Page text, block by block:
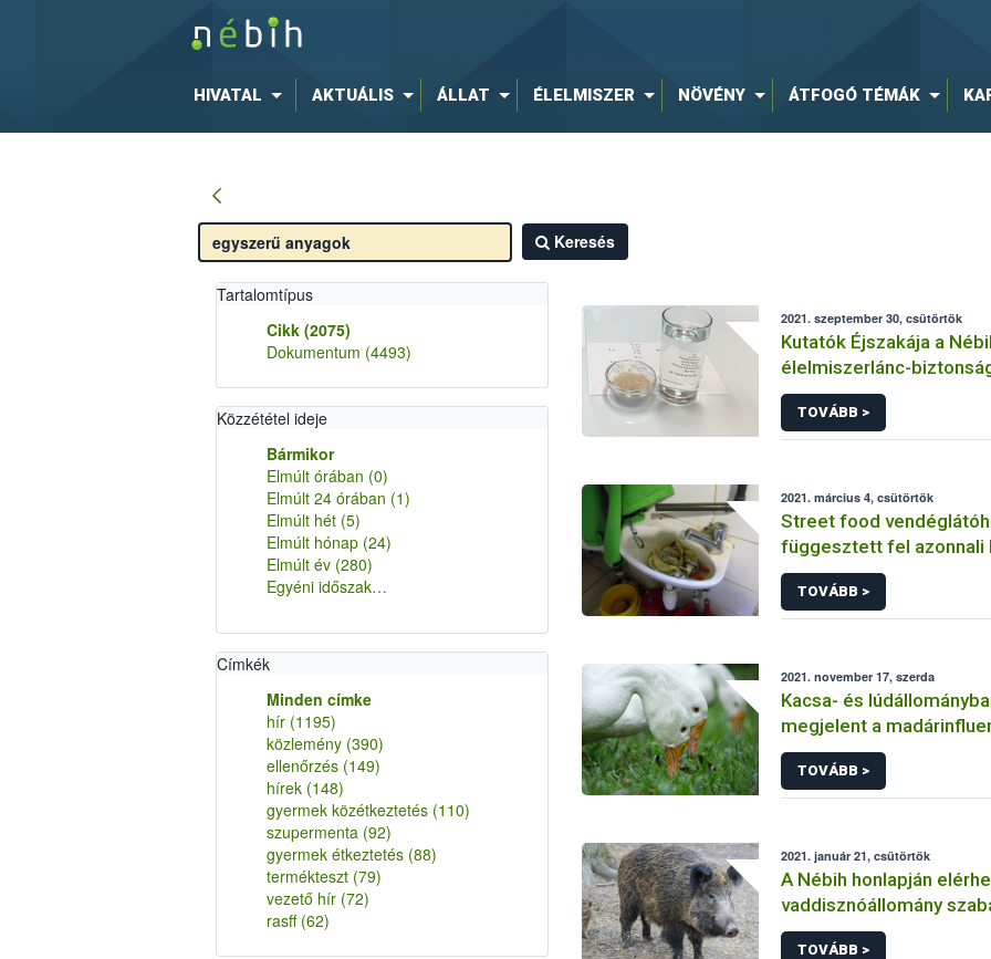
HIVATAL AKTUÁLIS ÁLLAT ÉLELMISZER NÖVÉNY ÁTFOGÓ TÉMÁK
Keresés
Tartalomtípus
Cikk (2075)
Dokumentum (4493)
Közzététel ideje
Bármikor
Elmúlt órában (0)
Elmúlt 24 órában (1)
Elmúlt hét (5)
Elmúlt hónap (24)
Elmúlt év (280)
Egyéni időszak…
Címkék
Minden címke
hír (1195)
közlemény (390)
ellenőrzés (149)
hírek (148)
gyermek közétkeztetés (110)
szupermenta (92)
gyermek étkeztetés (88)
termékteszt (79)
vezető hír (72)
rasff (62)
2021. szeptember 30, csütörtök
Kutatók Éjszakája a
élelmiszerlánc-
laboratóriumaiban
TOVÁBB >
2021. március 4, csütörtök
Street food
függesztett fel azonnali
Nébih
TOVÁBB >
2021. november 17, szerda
Kacsa- és
megjelent a
TOVÁBB >
2021. január 21, csütörtök
A Nébih honlapján
vaddisznóállomány
szóló Nemzeti Akcióterv
TOVÁBB >